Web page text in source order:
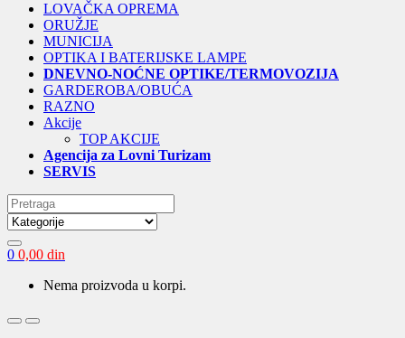
LOVAČKA OPREMA
ORUŽJE
MUNICIJA
OPTIKA I BATERIJSKE LAMPE
DNEVNO-NOĆNE OPTIKE/TERMOVOZIJA
GARDEROBA/OBUĆA
RAZNO
Akcije
TOP AKCIJE
Agencija za Lovni Turizam
SERVIS
Search
for:
0 0,00 din
Nema proizvoda u korpi.
OpenClose